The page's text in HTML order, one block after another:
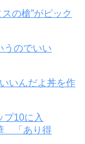
の槍”がピック
いんだよ丼を作